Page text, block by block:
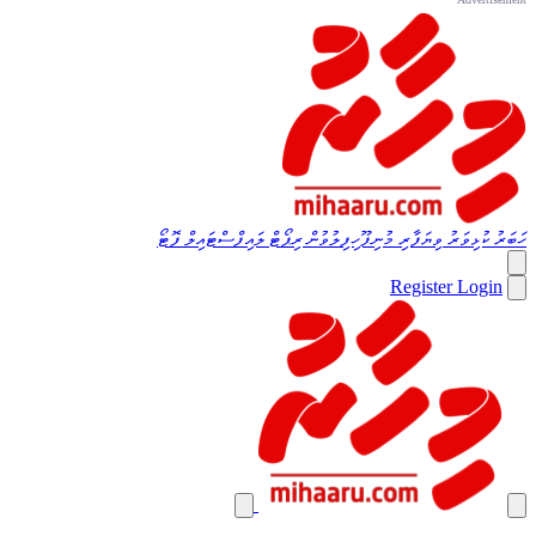
ހަބަރުކުޅިވަރު ވިޔަފާރި މުނިފޫހިފިލުވުންރިޕޯޓް ލައިފްސްޓައިލް ފޮޓޯ
RegisterLogin